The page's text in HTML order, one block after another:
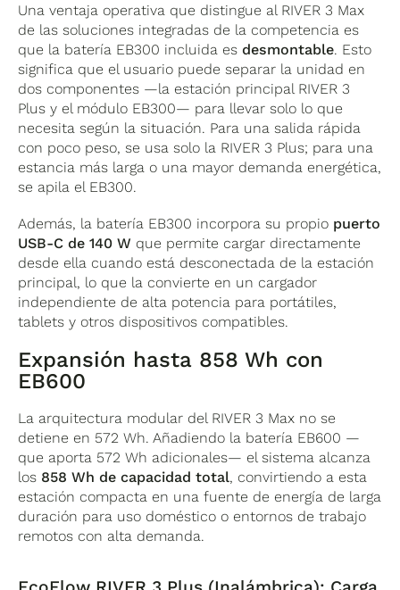
Una ventaja operativa que distingue al RIVER 3 Max
de las soluciones integradas de la competencia es
que la batería EB300 incluida es desmontable. Esto
significa que el usuario puede separar la unidad en
dos componentes —la estación principal RIVER 3
Plus y el módulo EB300— para llevar solo lo que
necesita según la situación. Para una salida rápida
con poco peso, se usa solo la RIVER 3 Plus; para una
estancia más larga o una mayor demanda energética,
se apila el EB300.
Además, la batería EB300 incorpora su propio puerto
USB-C de 140 W que permite cargar directamente
desde ella cuando está desconectada de la estación
principal, lo que la convierte en un cargador
independiente de alta potencia para portátiles,
tablets y otros dispositivos compatibles.
Expansión hasta 858 Wh con
EB600
La arquitectura modular del RIVER 3 Max no se
detiene en 572 Wh. Añadiendo la batería EB600 —
que aporta 572 Wh adicionales— el sistema alcanza
los 858 Wh de capacidad total, convirtiendo a esta
estación compacta en una fuente de energía de larga
duración para uso doméstico o entornos de trabajo
remotos con alta demanda.